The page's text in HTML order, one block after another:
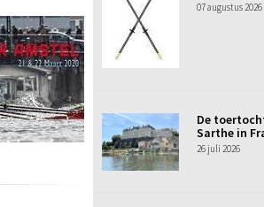
07 augustus 2026
De
Sarthe in
26 juli 2026